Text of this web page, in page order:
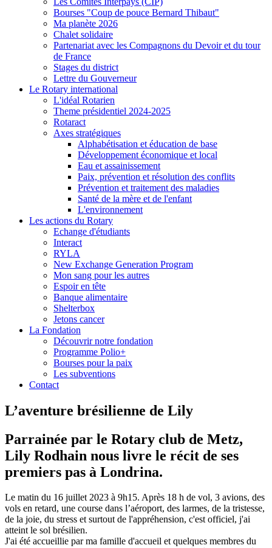
Bourses "Coup de pouce Bernard Thibaut"
Ma planète 2026
Chalet solidaire
Partenariat avec les Compagnons du Devoir et du tour
de France
Stages du district
Lettre du Gouverneur
Le Rotary international
L'idéal Rotarien
Theme présidentiel 2024-2025
Rotaract
Axes stratégiques
Alphabétisation et éducation de base
Développement économique et local
Eau et assainissement
Paix, prévention et résolution des conflits
Prévention et traitement des maladies
Santé de la mère et de l'enfant
L'environnement
Les actions du Rotary
Echange d'étudiants
Interact
RYLA
New Exchange Generation Program
Mon sang pour les autres
Espoir en tête
Banque alimentaire
Shelterbox
Jetons cancer
La Fondation
Découvrir notre fondation
Programme Polio+
Bourses pour la paix
Les subventions
Contact
L’aventure brésilienne de Lily
Parrainée par le Rotary club de Metz,
Lily Rodhain nous livre le récit de ses
premiers pas à Londrina.
Le matin du 16 juillet 2023 à 9h15. Après 18 h de vol, 3 avions, des
vols en retard, une course dans l’aéroport, des larmes, de la tristesse,
de la joie, du stress et surtout de l'appréhension, c'est officiel, j'ai
atteint le sol brésilien.
J'ai été accueillie par ma famille d'accueil et quelques membres du